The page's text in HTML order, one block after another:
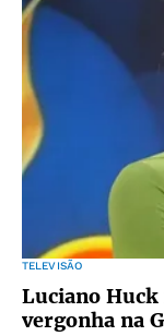
TELEVISÃO
Luciano Huck
vergonha na